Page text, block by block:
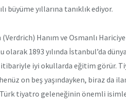
büyüme yıllarına tanıklık ediyor.
Hanım ve Osmanlı
1893 yılında İstanbul’da
iyi okullarda eğitim görür.
on beş yaşındayken, biraz da
Türk tiyatro geleneğinin önemli